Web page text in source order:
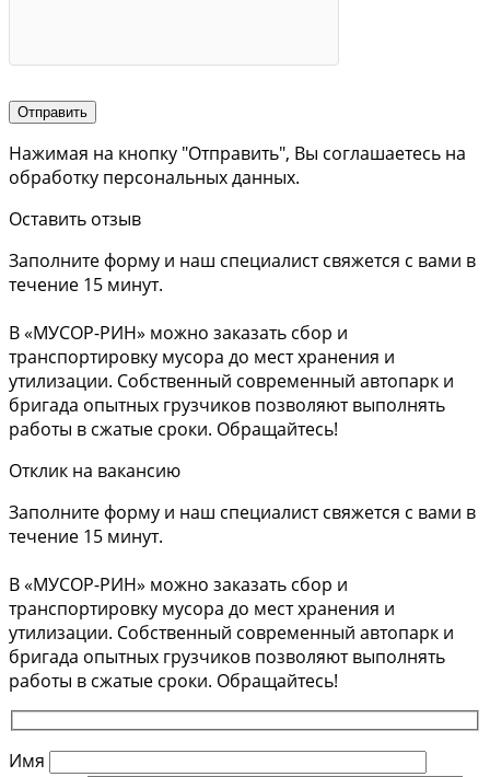
Нажимая на кнопку "Отправить", Вы соглашаетесь на
обработку персональных данных.
Оставить отзыв
Заполните форму и наш специалист свяжется с вами в
течение 15 минут.
В «МУСОР-РИН» можно заказать сбор и
транспортировку мусора до мест хранения и
утилизации. Собственный современный автопарк и
бригада опытных грузчиков позволяют выполнять
работы в сжатые сроки. Обращайтесь!
Отклик на вакансию
Заполните форму и наш специалист свяжется с вами в
течение 15 минут.
В «МУСОР-РИН» можно заказать сбор и
транспортировку мусора до мест хранения и
утилизации. Собственный современный автопарк и
бригада опытных грузчиков позволяют выполнять
работы в сжатые сроки. Обращайтесь!
Имя